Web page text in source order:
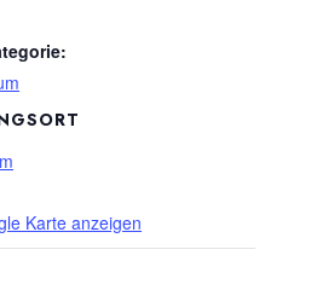
Karte anzeigen